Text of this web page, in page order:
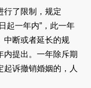
行了限制，规定
起一年内”，此一年
中断或者延长的规
内提出。一年除斥期
诉撤销婚姻的，人